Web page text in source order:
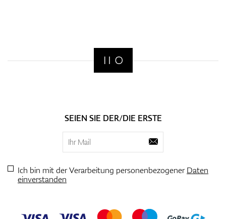
SEIEN SIE DER/DIE ERSTE
Ich bin mit der Verarbeitung personenbezogenerDaten
einverstanden